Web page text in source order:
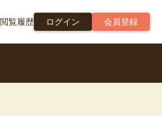
閲覧履歴 ログイン 会員登録